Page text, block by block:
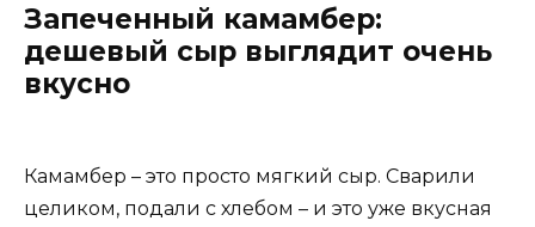
Запеченный камамбер:
дешевый сыр выглядит очень
вкусно
Камамбер – это просто мягкий сыр. Сварили
целиком, подали с хлебом – и это уже вкусная